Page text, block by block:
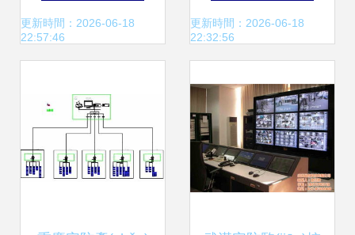
防體系的基石與延
更新時間：2026-06-18
22:57:46
(jiān)控系統(tǒng)
位、智能化的安全
防線
更新時間：2026-06-18
22:32:56